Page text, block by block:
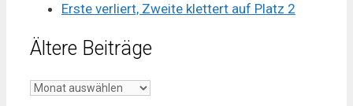
Erste verliert, Zweite klettert auf Platz 2
Ältere Beiträge
Ältere